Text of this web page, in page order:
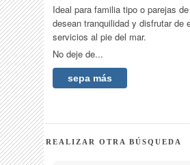
Ideal para familia tipo o parejas
desean tranquilidad y disfrutar de
servicios al pie del mar.
No deje de...
sepa más
REALIZAR OTRA BÚSQUEDA